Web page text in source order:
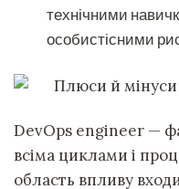
технічними
особистісними
DevOps engineer —
всіма циклами і
область впливу